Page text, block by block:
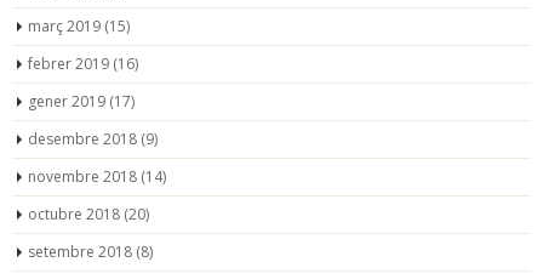
març 2019 (15)
febrer 2019 (16)
gener 2019 (17)
desembre 2018 (9)
novembre 2018 (14)
octubre 2018 (20)
setembre 2018 (8)